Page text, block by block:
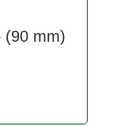
(90 mm)